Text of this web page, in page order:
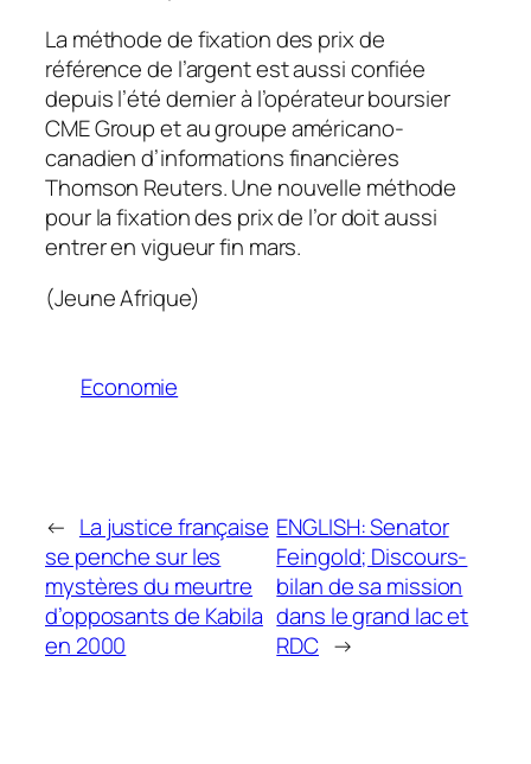
La méthode de fixation des prix de
référence de l’argent est aussi confiée
depuis l’été dernier à l’opérateur boursier
CME Group et au groupe américano-
canadien d’informations financières
Thomson Reuters. Une nouvelle méthode
pour la fixation des prix de l’or doit aussi
entrer en vigueur fin mars.
(Jeune Afrique)
Economie
← La justice française
se penche sur les
mystères du meurtre
d’opposants de Kabila
en 2000
ENGLISH: Senator
Feingold; Discours-
bilan de sa mission
dans le grand lac et
RDC →